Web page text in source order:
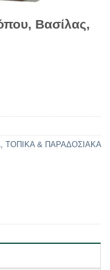
Βασίλας,
ΤΟΠΙΚΑ & ΠΑΡΑΔΟΣΙΑΚΑ